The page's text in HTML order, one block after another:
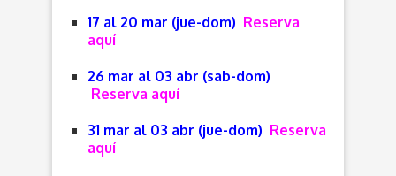
17 al 20 mar (jue-dom) Reserva
aquí
26 mar al 03 abr (sab-dom)
Reserva aquí
31 mar al 03 abr (jue-dom) Reserva
aquí